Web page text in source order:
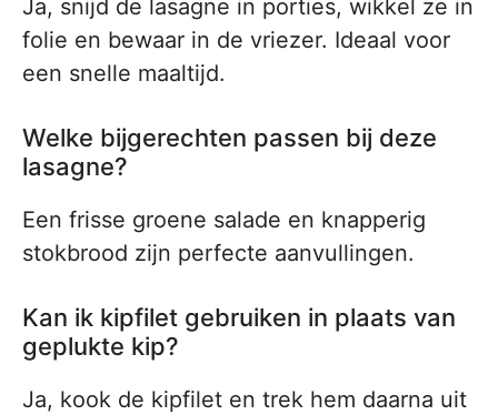
Ja, snijd de lasagne in porties, wikkel ze in
folie en bewaar in de vriezer. Ideaal voor
een snelle maaltijd.
Welke bijgerechten passen bij deze
lasagne?
Een frisse groene salade en knapperig
stokbrood zijn perfecte aanvullingen.
Kan ik kipfilet gebruiken in plaats van
geplukte kip?
Ja, kook de kipfilet en trek hem daarna uit